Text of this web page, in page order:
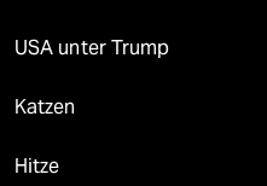
USA unter Trump
Katzen
Hitze